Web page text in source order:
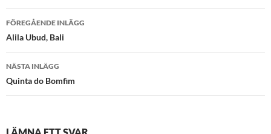
Inläggsnavigering
FÖREGÅENDE INLÄGG
Alila Ubud, Bali
NÄSTA INLÄGG
Quinta do Bomfim